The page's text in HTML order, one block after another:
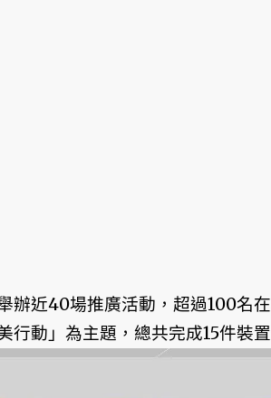
辦近40場推廣活動，超過100名
行動」為主題，總共完成15件裝